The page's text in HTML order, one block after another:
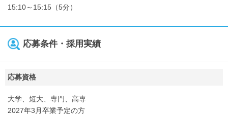
15:10～15:15（5分）
応募条件・採用実績
応募資格
大学、短大、専門、高専
2027年3月卒業予定の方